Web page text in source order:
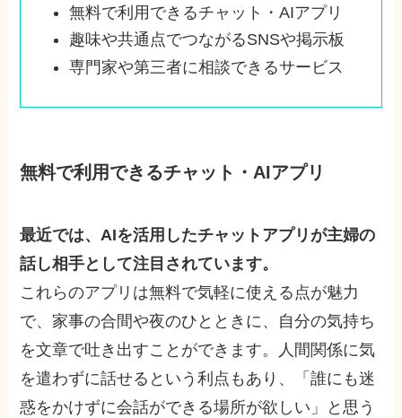
無料で利用できるチャット・AIアプリ
趣味や共通点でつながるSNSや掲示板
専門家や第三者に相談できるサービス
無料で利用できるチャット・AIアプリ
最近では、AIを活用したチャットアプリが主婦の
話し相手として注目されています。
これらのアプリは無料で気軽に使える点が魅力
で、家事の合間や夜のひとときに、自分の気持ち
を文章で吐き出すことができます。人間関係に気
を遣わずに話せるという利点もあり、「誰にも迷
惑をかけずに会話ができる場所が欲しい」と思う